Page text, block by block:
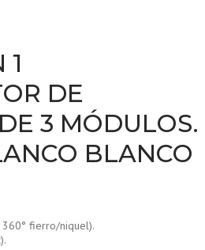
1
DE
3 MÓDULOS.
BLANCO
fierro/niquel).